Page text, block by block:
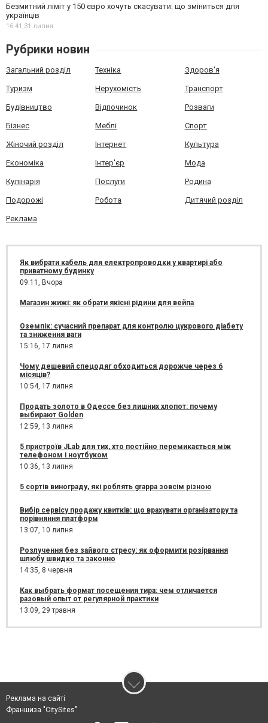
Безмитний ліміт у 150 євро хочуть скасувати: що зміниться для
українців
16:41,31 липня
Рубрики новин
Загальний розділ Техніка Здоров'я
Туризм Нерухомість Транспорт
Будівництво Відпочинок Розваги
Бізнес Меблі Спорт
Жіночий розділ Інтернет Культура
Економіка Інтер'єр Мода
Кулінарія Послуги Родина
Подорожі Робота Дитячий розділ
Реклама
Як вибрати кабель для електропроводки у квартирі або
приватному будинку
09:11, Вчора
Магазин жижі: як обрати якісні рідини для вейпа
Оземпік: сучасний препарат для контролю цукрового діабету
та зниження ваги
15:16, 17 липня
Чому дешевий спецодяг обходиться дорожче через 6
місяців?
10:54, 17 липня
Продать золото в Одессе без лишних хлопот: почему
выбирают Golden
12:59, 13 липня
5 пристроїв JLab для тих, хто постійно перемикається між
телефоном і ноутбуком
10:36, 13 липня
5 сортів винограду, які роблять grappa зовсім різною
Вибір сервісу продажу квитків: що врахувати організатору та
порівняння платформ
13:07, 10 липня
Розлучення без зайвого стресу: як оформити розірвання
шлюбу швидко та законно
14:35, 8 червня
Как выбрать формат посещения тира: чем отличается
разовый опыт от регулярной практики
13:09, 29 травня
Реклама на сайті
Франшиза "CitySites"